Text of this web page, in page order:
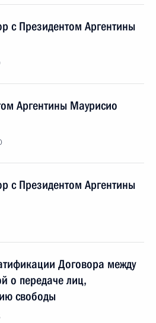
с Президентом Аргентины
Аргентины Маурисио
с Президентом Аргентины
Договора между
о передаче лиц,
свободы